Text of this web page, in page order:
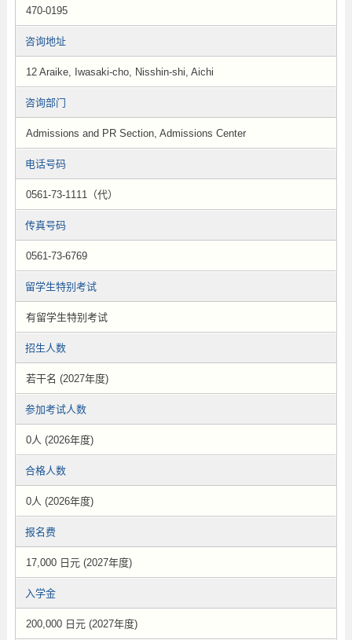
470-0195
咨询地址
12 Araike, Iwasaki-cho, Nisshin-shi, Aichi
咨询部门
Admissions and PR Section, Admissions Center
电话号码
0561-73-1111（代）
传真号码
0561-73-6769
留学生特别考试
有留学生特别考试
招生人数
若干名 (2027年度)
参加考试人数
0人 (2026年度)
合格人数
0人 (2026年度)
报名费
17,000 日元 (2027年度)
入学金
200,000 日元 (2027年度)